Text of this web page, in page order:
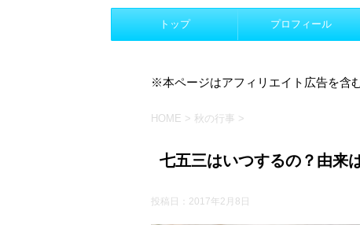
トップ プロフィール
※本ページはアフィリエイト広告を含
HOME > 秋の行事 >
七五三はいつするの？由来
投稿日： 2017年2月8日